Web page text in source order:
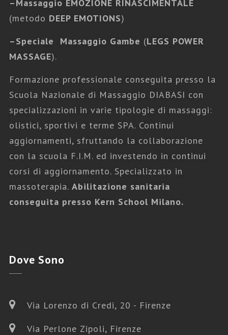
Fabio Scotini Massaggi, Massaggi
Gravidanza
–Massaggio EMOZIONE RINASCIMENTALE
(metodo DEEP EMOTIONS)
–Speciale Massaggio Gambe (LEGS POWER
MASSAGE).
Formazione professionale conseguita presso la
Scuola Nazionale di Massaggio DIABASI con
specializzazioni in varie tipologie di massaggi:
olistici, sportivi e terme SPA. Continui
aggiornamenti, sfruttando la collaborazione
con la scuola F.I.M. ed investendo in continui
corsi di aggiornamento. Specializzato in
massoterapia. Abilitazione sanitaria
conseguita presso Kern School Milano.
Dove Sono
Via Lorenzo di Credi, 20 - Firenze
Via Perlone Zipoli, Firenze